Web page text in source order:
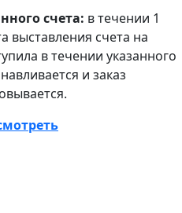
счета: в течении 1
выставления счета на
в течении указанного
и заказ